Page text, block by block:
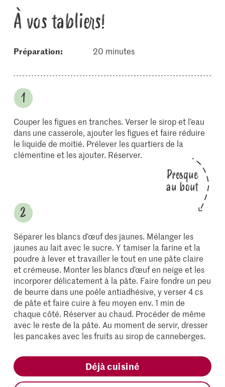
À vos tabliers!
Préparation: 20 minutes
Couper les figues en tranches. Verser le sirop et l’eau
dans une casserole, ajouter les figues et faire réduire
le liquide de moitié. Prélever les quartiers de la
clémentine et les ajouter. Réserver.
Presque
au bout
Séparer les blancs d’œuf des jaunes. Mélanger les
jaunes au lait avec le sucre. Y tamiser la farine et la
poudre à lever et travailler le tout en une pâte claire
et crémeuse. Monter les blancs d’œuf en neige et les
incorporer délicatement à la pâte. Faire fondre un peu
de beurre dans une poêle antiadhésive, y verser 4 cs
de pâte et faire cuire à feu moyen env. 1 min de
chaque côté. Réserver au chaud. Procéder de même
avec le reste de la pâte. Au moment de servir, dresser
les pancakes avec les fruits au sirop de canneberges.
Déjà cuisiné